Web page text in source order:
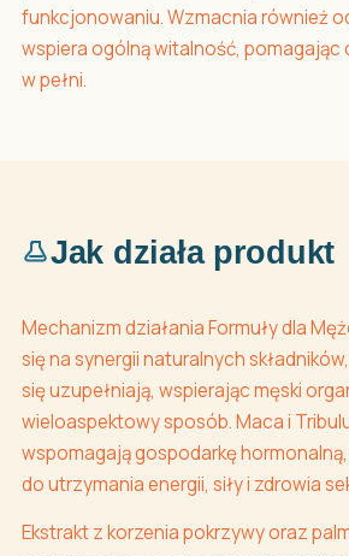
funkcjonowaniu. Wzmacnia również
wspiera ogólną witalność, pomagając
w pełni.
Jak działa produkt
Mechanizm działania Formuły dla
się na synergii naturalnych
się uzupełniają, wspierając męski
wieloaspektowy sposób. Maca i
wspomagają gospodarkę
do utrzymania energii, siły i zdrowia
Ekstrakt z korzenia pokrzywy oraz